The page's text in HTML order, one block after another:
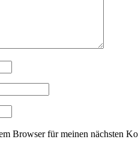
Browser für meinen nächsten